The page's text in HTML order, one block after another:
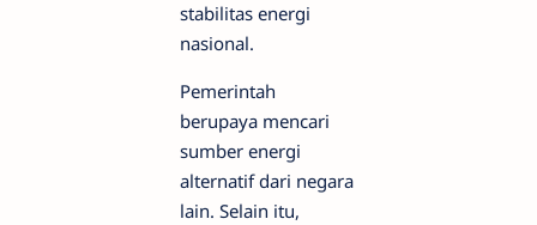
stabilitas energi
nasional.
Pemerintah
berupaya mencari
sumber energi
alternatif dari negara
lain. Selain itu,